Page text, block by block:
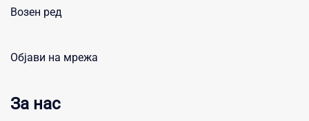
Возен ред
Објави на мрежа
За нас